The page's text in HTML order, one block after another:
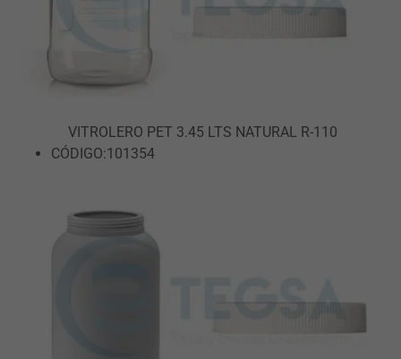
VITROLERO PET 3.45 LTS NATURAL R-110
CÓDIGO:101354